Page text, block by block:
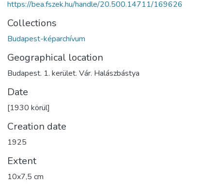
https://bea.fszek.hu/handle/20.500.14711/169626
Collections
Budapest-képarchívum
Geographical location
Budapest. 1. kerület. Vár. Halászbástya
Date
[1930 körül]
Creation date
1925
Extent
10x7,5 cm